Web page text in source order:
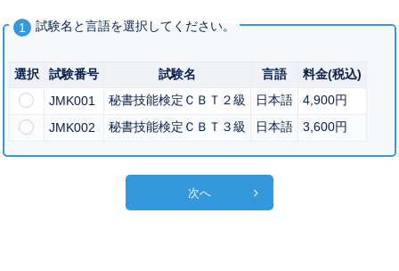
1 試験名と言語を選択してください。
選択 試験番号 試験名 言語
料金(税込)
JMK001
秘書技能検定ＣＢＴ２級 日本語
4,900円
JMK002
秘書技能検定ＣＢＴ３級 日本語 3,600円